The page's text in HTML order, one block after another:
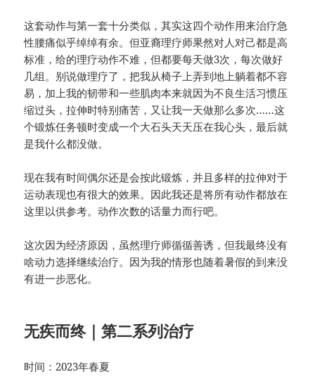
这套动作与第一套十分类似，其实这四个动作用来治疗急
性腰痛似乎绰绰有余。但亚裔理疗师果然对人对己都是高
标准，给的理疗动作不难，但都要每天做3次，每次做好
几组。别说做理疗了，把我从椅子上弄到地上躺着都不容
易，加上我的韧带和一些肌肉本来就因为不良生活习惯压
缩过头，拉伸时特别痛苦，又让我一天做那么多次……这
个锻炼任务顿时变成一个大石头天天压在我心头，最后就
是我什么都没做。
现在我有时间偶尔还是会按此锻炼，并且多样的拉伸对于
运动表现也有很大的效果。因此我还是将所有动作都放在
这里以供参考。动作次数的话量力而行吧。
这次因为经济原因，虽然理疗师循循善诱，但我最终没有
啥动力选择继续治疗。因为我的情形也随着暑假的到来没
有进一步恶化。
无疾而终｜第二系列治疗
时间：2023年春夏